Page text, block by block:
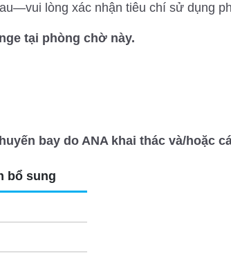
lòng xác nhận tiêu chí sử dụng
tại phòng chờ này.
bay do ANA khai thác và/hoặc
bổ sung